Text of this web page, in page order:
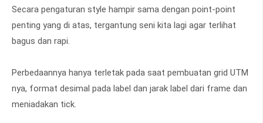
Secara pengaturan style hampir sama dengan point-point
penting yang di atas, tergantung seni kita lagi agar terlihat
bagus dan rapi.
Perbedaannya hanya terletak pada saat pembuatan grid UTM
nya, format desimal pada label dan jarak label dari frame dan
meniadakan tick.